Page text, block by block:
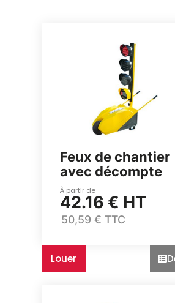
Installation provisoire
Installation provisoire
Feux de chantier
avec décompte
À partir de
42.16 € HT
50,59 € TTC
Louer